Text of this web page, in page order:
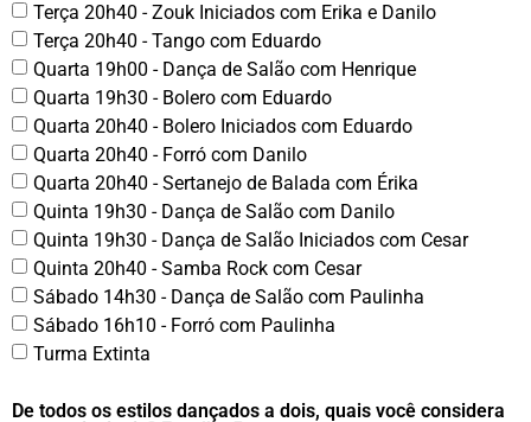
Terça 20h40 - Zouk Iniciados com Erika e Danilo
Terça 20h40 - Tango com Eduardo
Quarta 19h00 - Dança de Salão com Henrique
Quarta 19h30 - Bolero com Eduardo
Quarta 20h40 - Bolero Iniciados com Eduardo
Quarta 20h40 - Forró com Danilo
Quarta 20h40 - Sertanejo de Balada com Érika
Quinta 19h30 - Dança de Salão com Danilo
Quinta 19h30 - Dança de Salão Iniciados com Cesar
Quinta 20h40 - Samba Rock com Cesar
Sábado 14h30 - Dança de Salão com Paulinha
Sábado 16h10 - Forró com Paulinha
Turma Extinta
De todos os estilos dançados a dois, quais você considera